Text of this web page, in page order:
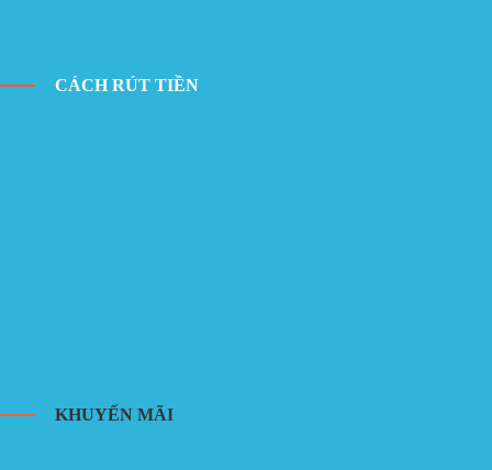
CÁCH RÚT TIỀN
KHUYẾN MÃI